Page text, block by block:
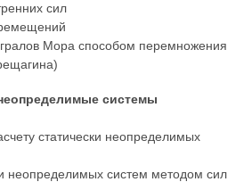
сил
Мора способом перемножения
системы
статически неопределимых
неопределимых систем методом сил